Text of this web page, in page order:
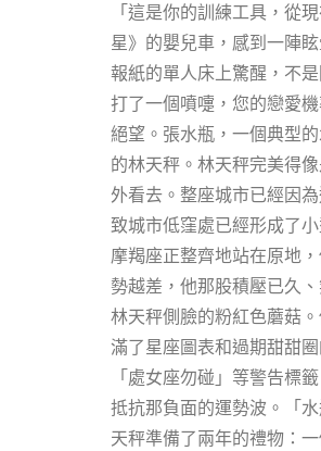
「這是你的訓練工具，從
星》的嬰兒車，感到一陣
報紙的單人床上驚醒，不
打了一個噴嚏，您的戀愛
絕望。張水瓶，一個典型
的林天秤。林天秤完美得
外看去。整座城市已經因
致城市低窪處已經形成了
摩羯座正整齊地站在原地
勢越差，他那股積壓已久
林天秤側臉的粉紅色蘑菇
滿了星座圖表和過期甜甜
「處女座勿碰」等警告標
抵抗那負面的運勢波。「
天秤準備了兩年的禮物：